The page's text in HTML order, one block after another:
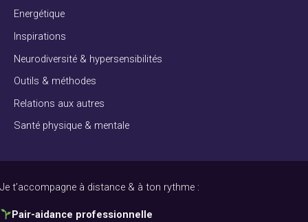
Energétique
Inspirations
Neurodiversité & hypersensibilités
Outils & méthodes
Relations aux autres
Santé physique & mentale
Je t’accompagne à distance & à ton rythme :
Pair-aidance professionnelle